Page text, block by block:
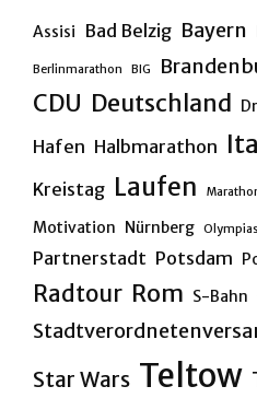
Assisi Bad Belzig Bayern
Berlinmarathon BIG
CDU Deutschland
Hafen Halbmarathon
Kreistag Laufen
Motivation Nürnberg
Partnerstadt Potsdam
Radtour Rom S-Bahn
Star Wars Teltow